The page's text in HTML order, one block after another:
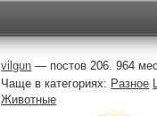
Неделя
vilgun — постов 206. 964
Чаще в категориях: Разное
Животные